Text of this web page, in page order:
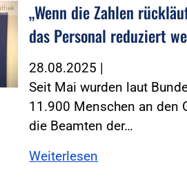
„Wenn die Zahlen
das Personal reduziert
28.08.2025 |
Seit Mai wurden laut
11.900 Menschen an den
die Beamten der…
Weiterlesen